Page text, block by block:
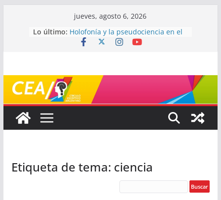
jueves, agosto 6, 2026
Lo último: Holofonía y la pseudociencia en el
audio
Mayéutica (o cómo debatir sin
terminar a los golpes)
Somos menos capaces de lo que
Etiqueta de tema: ciencia